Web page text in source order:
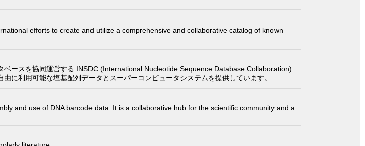
efforts to create and utilize a comprehensive and collaborative catalog of known
ースを協同運営する INSDC (International Nucleotide Sequence Database Collaboration)
に利用可能な塩基配列データとスーパーコンピュータシステムを提供しています。
and use of DNA barcode data. It is a collaborative hub for the scientific community and a